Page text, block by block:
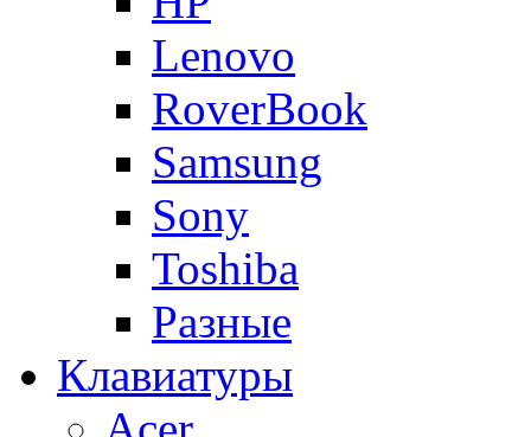
Lenovo
RoverBook
Samsung
Sony
Toshiba
Разные
Клавиатуры